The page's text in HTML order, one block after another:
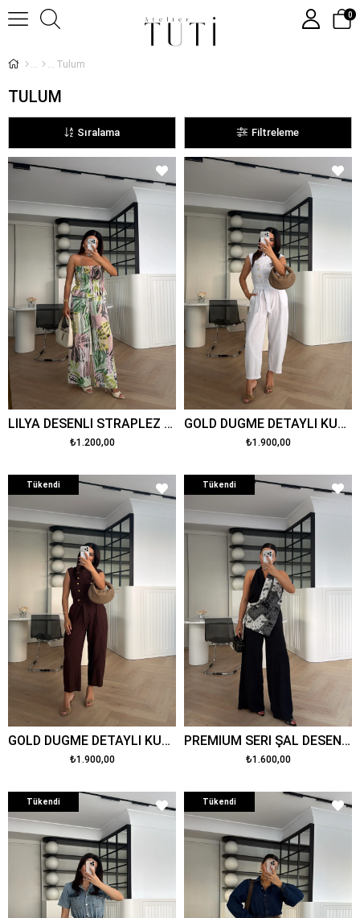
0
Tulum
TULUM
Filtreleme
Sıralama
LİLYA DESENLİ STRAPLEZ PARLAK TULUM RENKLİ
₺1.200,00
GOLD DÜĞME DETAYLI KUŞAKLI TULUM BEYAZ
₺1.900,00
Tükendi
GOLD DÜĞME DETAYLI KUŞAKLI TULUM KAHVE
₺1.900,00
Tükendi
PREMİUM SERİ ŞAL DESENLİ TASARIM PALAZZO TULUM
₺1.600,00
Tükendi Tükendi